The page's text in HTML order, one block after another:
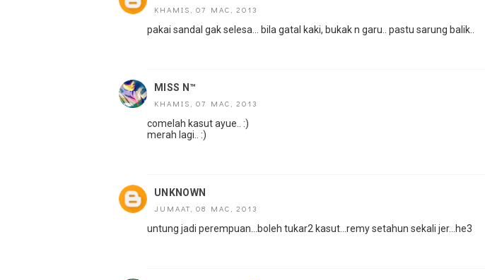
KHAMIS, 07 MAC, 2013
pakai sandal gak selesa... bila gatal kaki, bukak n garu.. pastu sarung balik..
MISS N™
KHAMIS, 07 MAC, 2013
comelah kasut ayue.. :)
merah lagi.. :)
UNKNOWN
JUMAAT, 08 MAC, 2013
untung jadi perempuan...boleh tukar2 kasut...remy setahun sekali jer...he3